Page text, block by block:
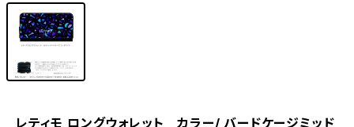
レティモ ロングウォレット カラー/ バードケージミッド